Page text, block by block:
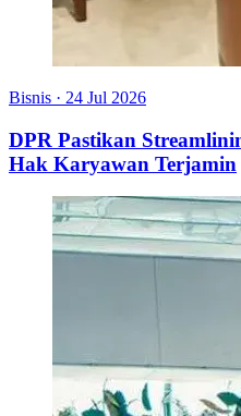
Bisnis · 24 Jul 2026
DPR Pastikan
Hak Karyawan Terjamin